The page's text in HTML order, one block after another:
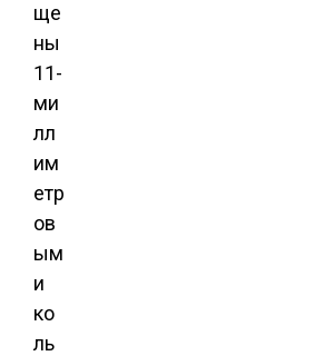
ще
ны
11-
ми
лл
им
етр
ов
ым
и
ко
ль